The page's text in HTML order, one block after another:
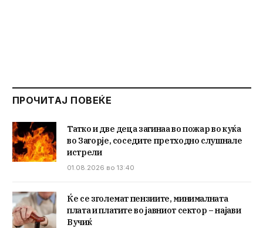
ПРОЧИТАЈ ПОВЕЌЕ
Татко и две деца загинаа во пожар во куќа
во Загорје, соседите претходно слушнале
истрели
01.08.2026 во 13:40
Ќе се зголемат пензиите, минималната
плата и платите во јавниот сектор – најави
Вучиќ